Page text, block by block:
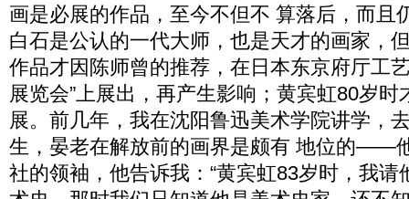
画是必展的作品，至今不但不 算落后，而且
白石是公认的一代大师，也是天才的画家，
作品才因陈师曾的推荐，在日本东京府厅工
展览会”上展出，再产生影响；黄宾虹80岁
展。前几年，我在沈阳鲁迅美术学院讲学，
生，晏老在解放前的画界是颇有 地位的——
社的领袖，他告诉我：“黄宾虹83岁时，我请